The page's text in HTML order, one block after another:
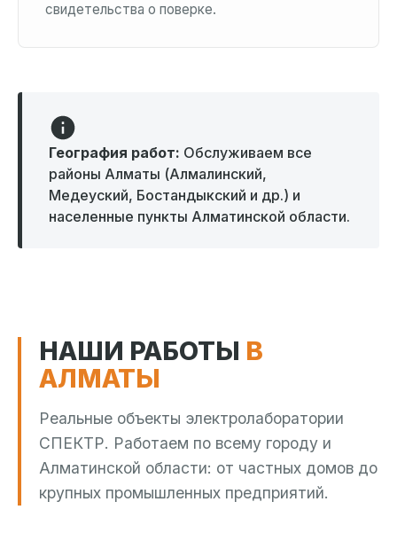
свидетельства о поверке.
География работ: Обслуживаем все
районы Алматы (Алмалинский,
Медеуский, Бостандыкский и др.) и
населенные пункты Алматинской области.
НАШИ РАБОТЫ В
АЛМАТЫ
Реальные объекты электролаборатории
СПЕКТР. Работаем по всему городу и
Алматинской области: от частных домов до
крупных промышленных предприятий.